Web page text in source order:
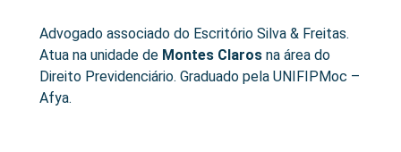
Advogado associado do Escritório Silva & Freitas.
Atua na unidade de Montes Claros na área do
Direito Previdenciário. Graduado pela UNIFIPMoc –
Afya.